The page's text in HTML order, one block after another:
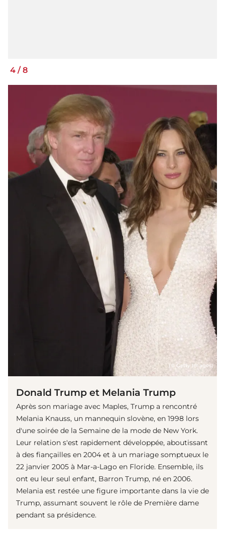
4 / 8
(© Getty Images)
Donald Trump et Melania Trump
Après son mariage avec Maples, Trump a rencontré
Melania Knauss, un mannequin slovène, en 1998 lors
d'une soirée de la Semaine de la mode de New York.
Leur relation s'est rapidement développée, aboutissant
à des fiançailles en 2004 et à un mariage somptueux le
22 janvier 2005 à Mar-a-Lago en Floride. Ensemble, ils
ont eu leur seul enfant, Barron Trump, né en 2006.
Melania est restée une figure importante dans la vie de
Trump, assumant souvent le rôle de Première dame
pendant sa présidence.